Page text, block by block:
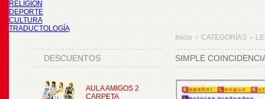
RELIGIÓN
DEPORTE
CULTURA
TRADUCTOLOGÍA
DESCUENTOS
AULA AMIGOS 2
CARPETA
Inicio > CATEGORÍAS >
SIMPLE